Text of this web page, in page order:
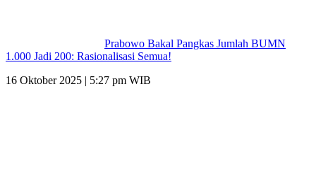
Prabowo Bakal Pangkas Jumlah BUMN
1.000 Jadi 200: Rasionalisasi Semua!
16 Oktober 2025 | 5:27 pm WIB